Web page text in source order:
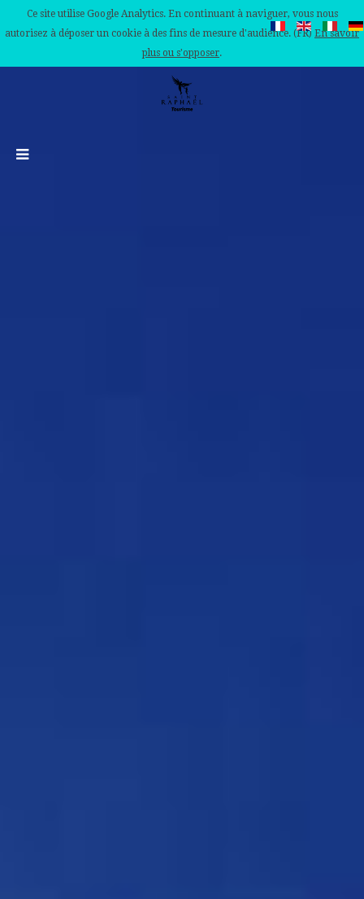
Ce site utilise Google Analytics. En continuant à naviguer, vous nous
autorisez à déposer un cookie à des fins de mesure d'audience. (FR) En savoir
plus ou s'opposer.